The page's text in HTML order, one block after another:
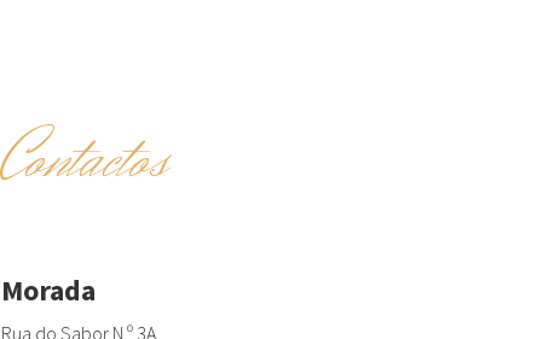
Contactos
Morada
Rua do Sabor N.º 3A